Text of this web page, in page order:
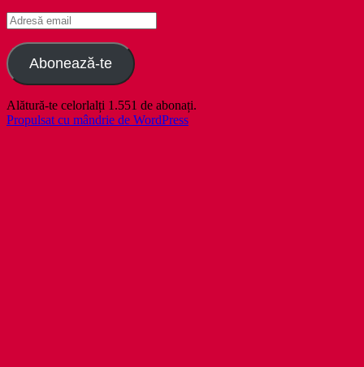
Adresă
email
Abonează-te
Alătură-te celorlalți 1.551 de abonați.
Propulsat cu mândrie de WordPress